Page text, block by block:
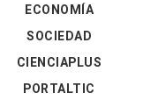
ECONOMÍA
SOCIEDAD
CIENCIAPLUS
PORTALTIC